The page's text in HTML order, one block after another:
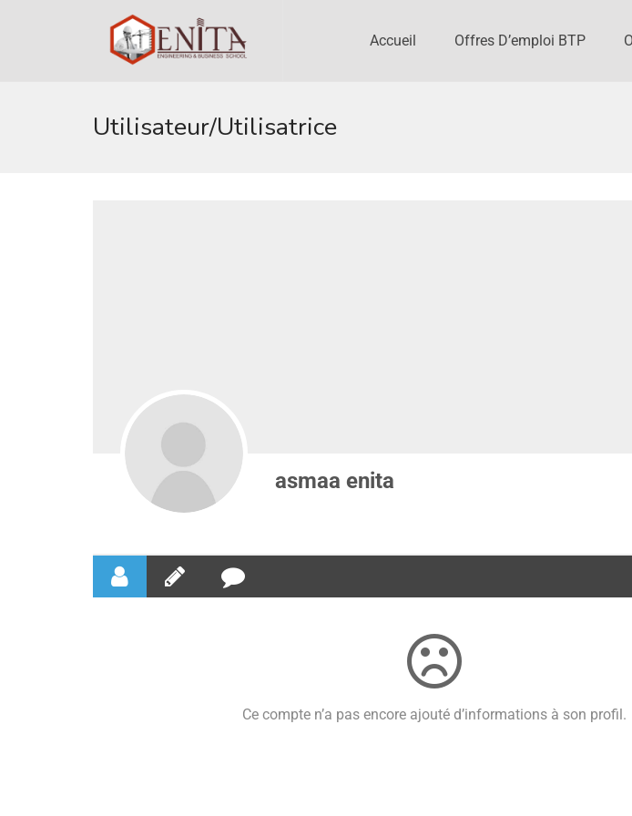
Accueil Offres D’emploi BTP
Utilisateur/utilisatrice
asmaa enita
Ce compte n’a pas encore ajouté d’informations à son profil.